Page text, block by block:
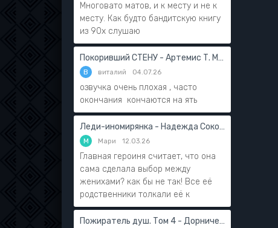
Многовато матов, и к месту и не к
месту. Как будто бандитскую книгу
из 90х слушаю
Покоривший СТЕНУ - Артемис Т. Мантикор
В виталий 04.07.26
озвучка очень плохая , часто
окончания кончаются на ять
Леди-иномирянка - Надежда Соколова
М Мари 12.03.26
Главная героиня считает, что она
сама сделала выбор между
женихами? как бы не так! Все её
родственники толкали её к
Пожиратель душ. Том 4 - Дорничев Дмитрий